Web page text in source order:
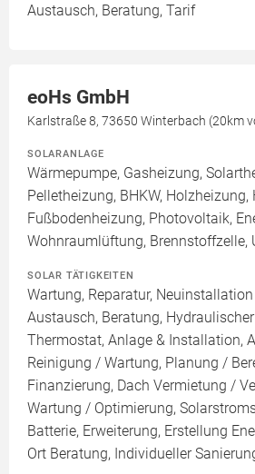
Austausch, Beratung, Tarif
eoHs GmbH
Karlstraße 8, 73650 Winterbach (20km
SOLARANLAGE
Wärmepumpe, Gasheizung,
Pelletheizung, BHKW, Holzheizung,
Fußbodenheizung, Photovoltaik,
Wohnraumlüftung, Brennstoffzelle,
SOLAR TÄTIGKEITEN
Wartung, Reparatur,
Austausch, Beratung,
Thermostat, Anlage & Installation,
Reinigung / Wartung, Planung /
Finanzierung, Dach Vermietung /
Wartung / Optimierung,
Batterie, Erweiterung, Erstellung
Ort Beratung, Individueller